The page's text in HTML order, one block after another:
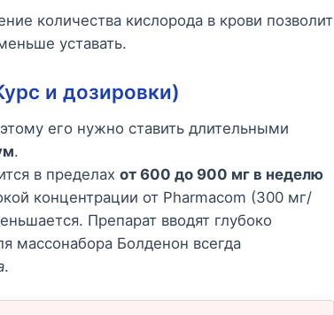
количества кислорода в крови позволит
уставать.
и дозировки)
его нужно ставить длительными
.
в пределах от 600 до 900 мг в неделю
концентрации от Pharmacom (300 мг/
Препарат вводят глубоко
массонабора Болденон всегда
.